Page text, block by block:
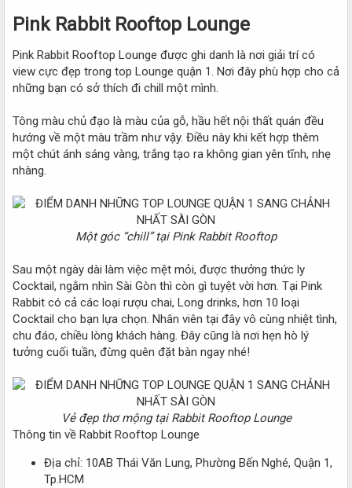
Pink Rabbit Rooftop Lounge
Pink Rabbit Rooftop Lounge được ghi danh là nơi giải trí có
view cực đẹp trong top Lounge quận 1. Nơi đây phù hợp cho cả
những bạn có sở thích đi chill một mình.
Tông màu chủ đạo là màu của gỗ, hầu hết nội thất quán đều
hướng về một màu trầm như vậy. Điều này khi kết hợp thêm
một chút ánh sáng vàng, trắng tạo ra không gian yên tĩnh, nhẹ
nhàng.
Một góc “chill” tại Pink Rabbit Rooftop
Sau một ngày dài làm việc mệt mỏi, được thưởng thức ly
Cocktail, ngắm nhìn Sài Gòn thì còn gì tuyệt vời hơn. Tại Pink
Rabbit có cả các loại rượu chai, Long drinks, hơn 10 loại
Cocktail cho bạn lựa chọn. Nhân viên tại đây vô cùng nhiệt tình,
chu đáo, chiều lòng khách hàng. Đây cũng là nơi hẹn hò lý
tưởng cuối tuần, đừng quên đặt bàn ngay nhé!
Vẻ đẹp thơ mộng tại Rabbit Rooftop Lounge
Thông tin về Rabbit Rooftop Lounge
Địa chỉ: 10AB Thái Văn Lung, Phường Bến Nghé, Quận 1,
Tp.HCM